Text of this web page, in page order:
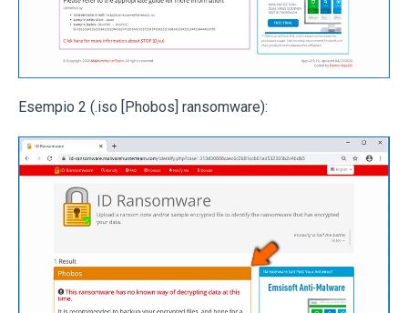
Esempio 2 (.iso [Phobos] ransomware):